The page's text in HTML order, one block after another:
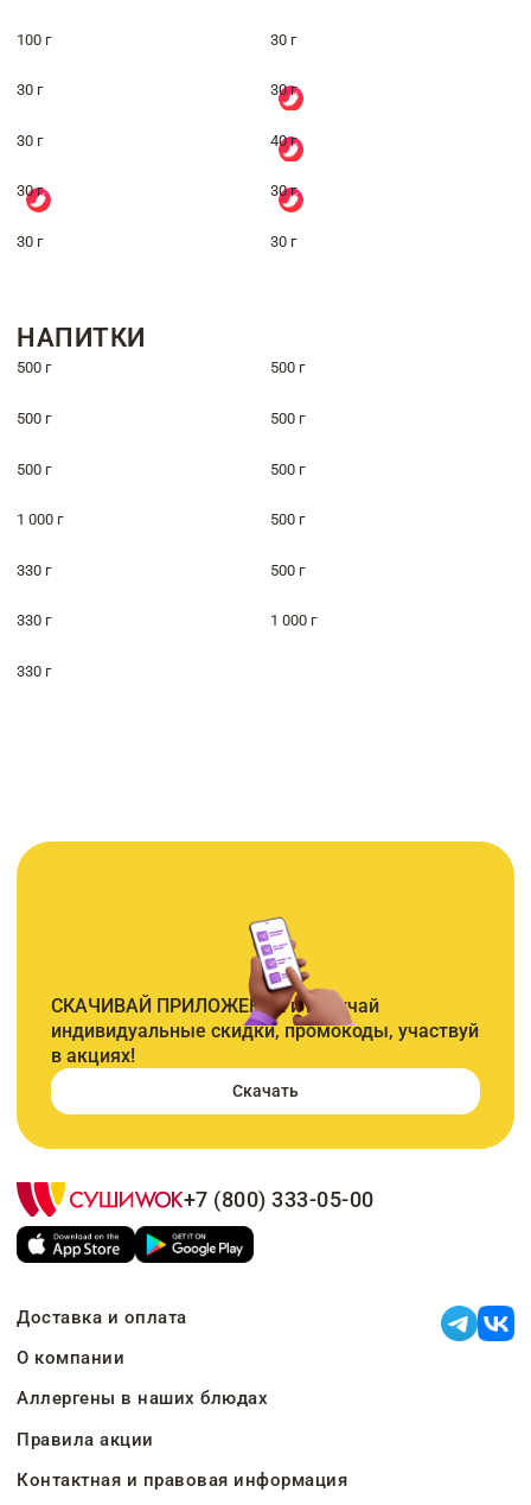
100 г 30 г
30 г 30 г
30 г 40 г
30 г 30 г
30 г 30 г
НАПИТКИ
500 г 500 г
500 г 500 г
500 г 500 г
1 000 г 500 г
330 г 500 г
330 г 1 000 г
330 г
СКАЧИВАЙ ПРИЛОЖЕНИЕ и получай
индивидуальные скидки, промокоды, участвуй
в акциях!
Скачать
+7 (800) 333-05-00
Доставка и оплата
О компании
Аллергены в наших блюдах
Правила акции
Контактная и правовая информация